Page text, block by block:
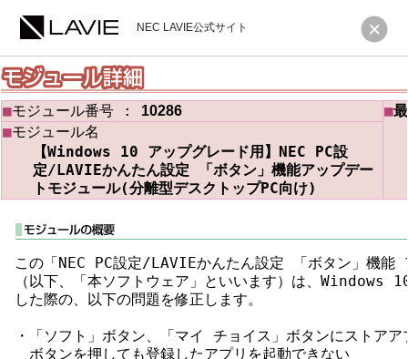
NEC LAVIE公式サイト